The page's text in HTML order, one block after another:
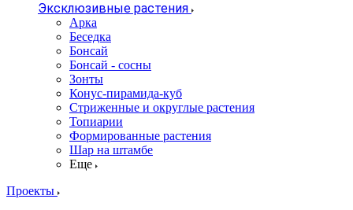
Эксклюзивные растения
Арка
Беседка
Бонсай
Бонсай - сосны
Зонты
Конус-пирамида-куб
Стриженные и округлые растения
Топиарии
Формированные растения
Шар на штамбе
Еще
Проекты